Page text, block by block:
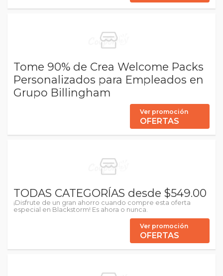
Tome 90% de Crea Welcome Packs
Personalizados para Empleados en
Grupo Billingham
Ver promoción
OFERTAS
TODAS CATEGORÍAS desde $549.00
¡Disfrute de un gran ahorro cuando compre esta oferta
especial en Blackstorm! Es ahora o nunca.
Ver promoción
OFERTAS